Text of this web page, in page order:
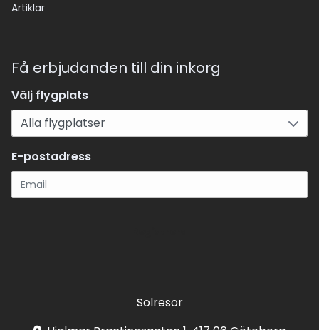
Artiklar
Få erbjudanden till din inkorg
Välj flygplats
E-postadress
Solresor